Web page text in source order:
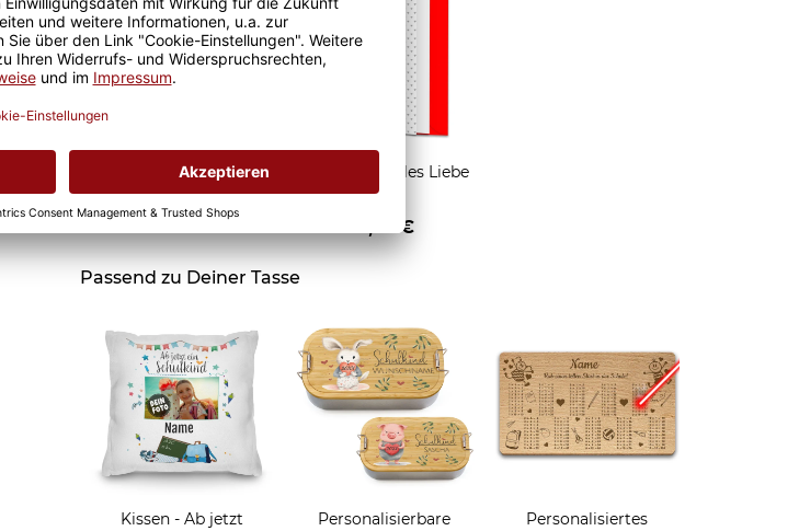
Grußkarte Alles Liebe
1,95 €
Passend zu Deiner Tasse
Kissen - Ab jetzt
Personalisierbare
Personalisiertes